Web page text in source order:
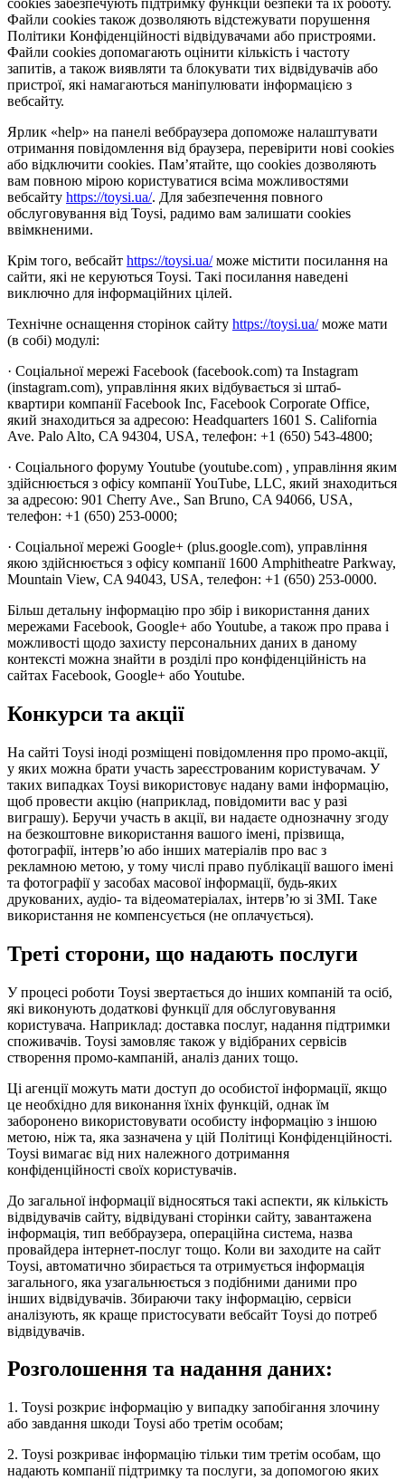
Файли cookies також дозволяють відстежувати порушення
Політики Конфіденційності відвідувачами або пристроями.
Файли cookies допомагають оцінити кількість і частоту
запитів, а також виявляти та блокувати тих відвідувачів або
пристрої, які намагаються маніпулювати інформацією з
вебсайту.
Ярлик «help» на панелі веббраузера допоможе налаштувати
отримання повідомлення від браузера, перевірити нові cookies
або відключити cookies. Пам’ятайте, що cookies дозволяють
вам повною мірою користуватися всіма можливостями
вебсайту https://toysi.ua/. Для забезпечення повного
обслуговування від Toysi, радимо вам залишати cookies
ввімкненими.
Крім того, вебсайт https://toysi.ua/може містити посилання на
сайти, які не керуються Toysi. Такі посилання наведені
виключно для інформаційних цілей.
Технічне оснащення сторінок сайту https://toysi.ua/може мати
(в собі) модулі:
· Соціальної мережі Facebook (facebook.com) та Instagram
(instagram.com), управління яких відбувається зі штаб-
квартири компанії Facebook Inc, Facebook Corporate Office,
який знаходиться за адресою: Headquarters 1601 S. California
Ave. Palo Alto, CA 94304, USA, телефон: +1 (650) 543-4800;
· Соціального форуму Youtube (youtube.com) , управління яким
здійснюється з офісу компанії YouTube, LLC, який знаходиться
за адресою: 901 Cherry Ave., San Bruno, CA 94066, USA,
телефон: +1 (650) 253-0000;
· Соціальної мережі Google+ (plus.google.com), управління
якою здійснюється з офісу компанії 1600 Amphitheatre Parkway,
Mountain View, CA 94043, USA, телефон: +1 (650) 253-0000.
Більш детальну інформацію про збір і використання даних
мережами Facebook, Google+ або Youtube, а також про права і
можливості щодо захисту персональних даних в даному
контексті можна знайти в розділі про конфіденційність на
сайтах Facebook, Google+ або Youtube.
Конкурси та акції
На сайті Toysi іноді розміщені повідомлення про промо-акції,
у яких можна брати участь зареєстрованим користувачам. У
таких випадках Toysi використовує надану вами інформацію,
щоб провести акцію (наприклад, повідомити вас у разі
виграшу). Беручи участь в акції, ви надаєте однозначну згоду
на безкоштовне використання вашого імені, прізвища,
фотографії, інтерв’ю або інших матеріалів про вас з
рекламною метою, у тому числі право публікації вашого імені
та фотографії у засобах масової інформації, будь-яких
друкованих, аудіо- та відеоматеріалах, інтерв’ю зі ЗМІ. Таке
використання не компенсується (не оплачується).
Треті сторони, що надають послуги
У процесі роботи Toysi звертається до інших компаній та осіб,
які виконують додаткові функції для обслуговування
користувача. Наприклад: доставка послуг, надання підтримки
споживачів. Toysi замовляє також у відібраних сервісів
створення промо-кампаній, аналіз даних тощо.
Ці агенції можуть мати доступ до особистої інформації, якщо
це необхідно для виконання їхніх функцій, однак їм
заборонено використовувати особисту інформацію з іншою
метою, ніж та, яка зазначена у цій Політиці Конфіденційності.
Toysi вимагає від них належного дотримання
конфіденційності своїх користувачів.
До загальної інформації відносяться такі аспекти, як кількість
відвідувачів сайту, відвідувані сторінки сайту, завантажена
інформація, тип веббраузера, операційна система, назва
провайдера інтернет-послуг тощо. Коли ви заходите на сайт
Toysi, автоматично збирається та отримується інформація
загального, яка узагальнюється з подібними даними про
інших відвідувачів. Збираючи таку інформацію, сервіси
аналізують, як краще пристосувати вебсайт Toysi до потреб
відвідувачів.
Розголошення та надання даних:
1. Toysi розкриє інформацію у випадку запобігання злочину
або завдання шкоди Toysi або третім особам;
2. Toysi розкриває інформацію тільки тим третім особам, що
надають компанії підтримку та послуги, за допомогою яких